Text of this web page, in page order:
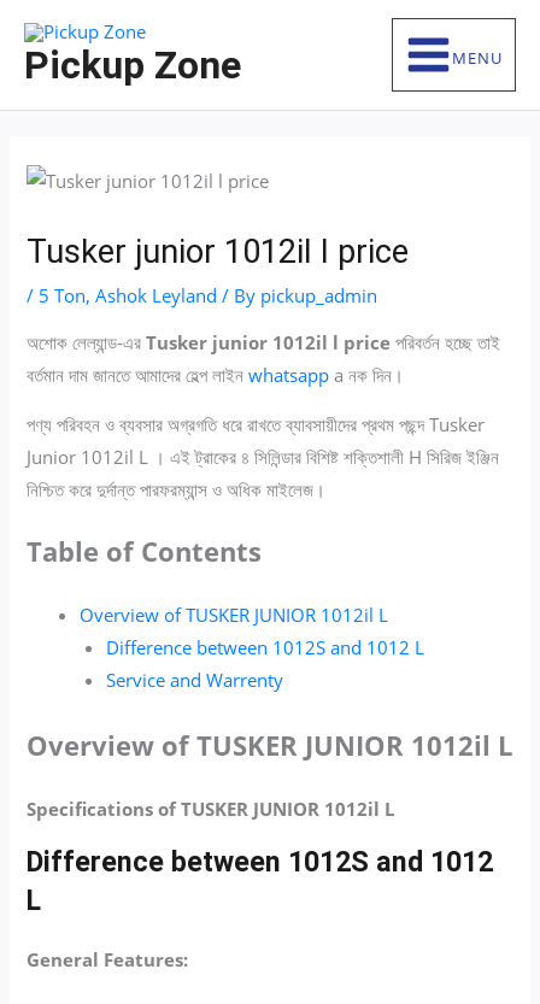
contentPickup Zone MENU
Tusker junior 1012il l price
/ 5 Ton,Ashok Leyland / By pickup_admin
অশোক লেল্যান্ড-এরTusker junior 1012il l price পরিবর্তন হচ্ছে তাই
বর্তমান দাম জানতে আমাদের হেল্প লাইনwhatsappa নক দিন।
পণ্য পরিবহন ও ব্যবসার অগ্রগতি ধরে রাখতে ব্যাবসায়ীদের প্রথম পছন্দ Tusker
Junior 1012il L । এই ট্রাকের ৪ সিলিন্ডার বিশিষ্ট শক্তিশালী H সিরিজ ইঞ্জিন
নিশ্চিত করে দুর্দান্ত পারফরম্যান্স ও অধিক মাইলেজ।
Table of Contents
Overview of TUSKER JUNIOR 1012il L
Difference between 1012S and 1012 L
Service and Warrenty
Overview of TUSKER JUNIOR 1012il L
Specifications of TUSKER JUNIOR 1012il L
Difference between 1012S and 1012
L
General Features:
e
a
h
o
r